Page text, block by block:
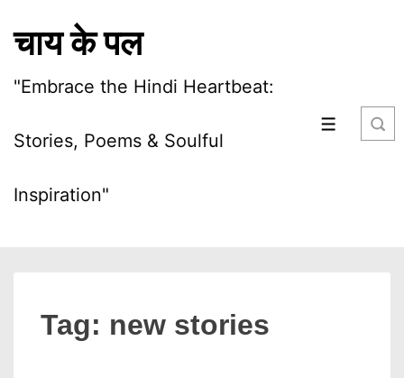
Skip
Content
चाय के पल
"Embrace the Hindi Heartbeat:
Stories, Poems & Soulful
Inspiration"
MENU
Tag: new stories